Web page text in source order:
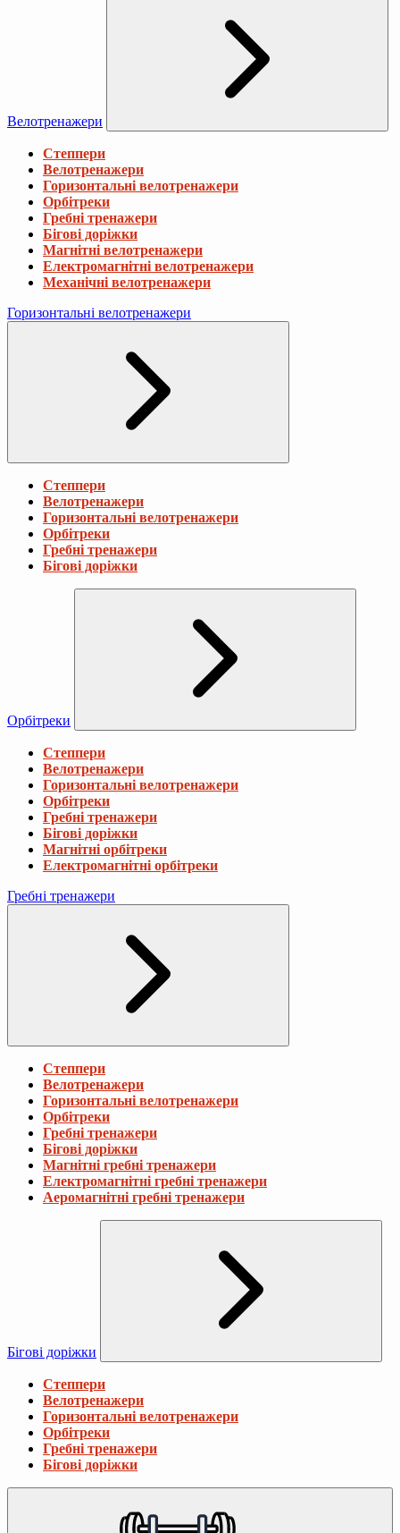
Велотренажери
Степпери
Велотренажери
Горизонтальні велотренажери
Орбітреки
Гребні тренажери
Бігові доріжки
Магнітні велотренажери
Електромагнітні велотренажери
Механічні велотренажери
Горизонтальні велотренажери
Степпери
Велотренажери
Горизонтальні велотренажери
Орбітреки
Гребні тренажери
Бігові доріжки
Орбітреки
Степпери
Велотренажери
Горизонтальні велотренажери
Орбітреки
Гребні тренажери
Бігові доріжки
Магнітні орбітреки
Електромагнітні орбітреки
Гребні тренажери
Степпери
Велотренажери
Горизонтальні велотренажери
Орбітреки
Гребні тренажери
Бігові доріжки
Магнітні гребні тренажери
Електромагнітні гребні тренажери
Аеромагнітні гребні тренажери
Бігові доріжки
Степпери
Велотренажери
Горизонтальні велотренажери
Орбітреки
Гребні тренажери
Бігові доріжки